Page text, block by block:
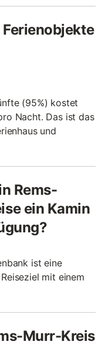
(95%) kostet
Nacht. Das ist das
und
Rems-
ein Kamin
ist eine
mit einem
Murr-Kreis